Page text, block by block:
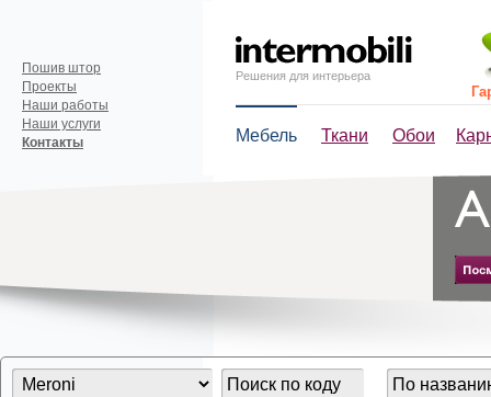
Решения для интерьера
Мебель Ткани Обои
Пошив штор
Проекты
Наши работы
Наши услуги
Контакты